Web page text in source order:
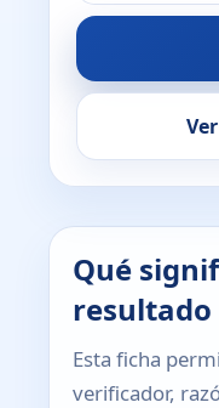
Qué
resultado
Esta ficha
verificador,